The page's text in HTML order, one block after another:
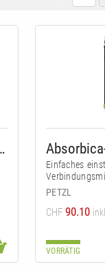
New 2026
Einfaches
PETZL
CHF 90.10
VORRÄTIG